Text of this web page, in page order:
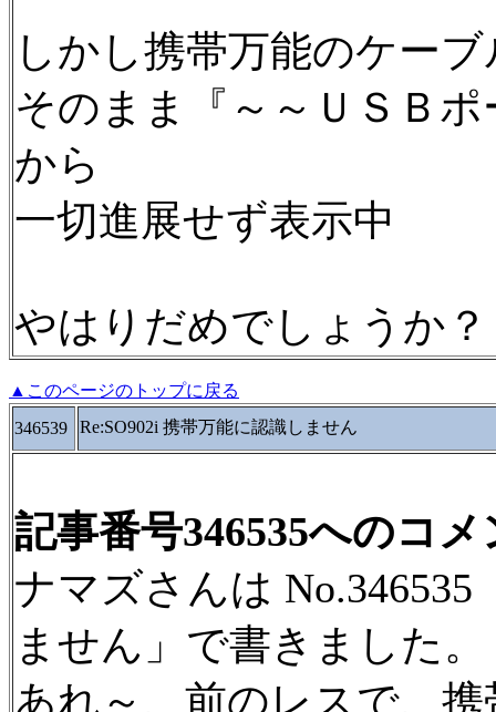
しかし携帯万能のケー
そのまま『～～ＵＳＢ
から
一切進展せず表示中
やはりだめでしょうか？
▲このページのトップに戻る
346539
Re:SO902i 携帯万能に認識しません
記事番号346535へのコメ
ナマズさんは No.346535
ません」で書きました。
あれ～、前のレスで、